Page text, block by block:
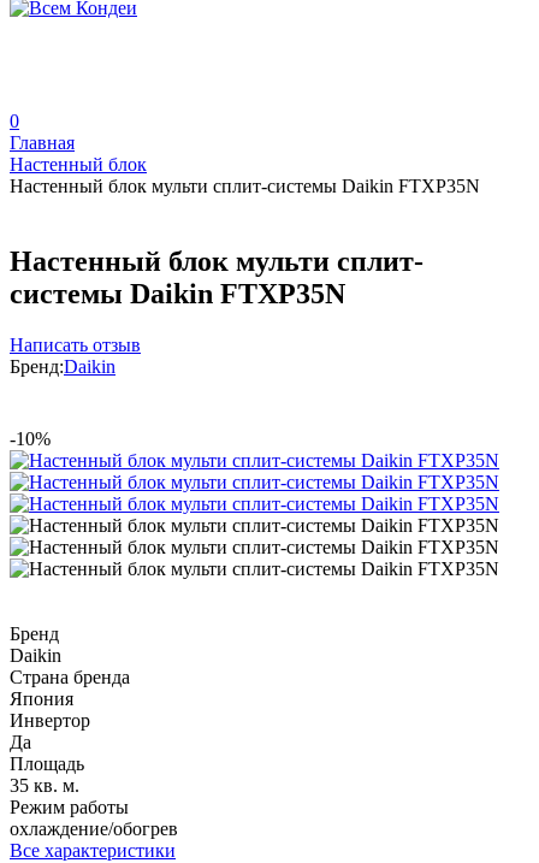
0
Главная
Настенный блок
Настенный блок мульти сплит-системы Daikin FTXP35N
Настенный блок мульти сплит-
системы Daikin FTXP35N
Написать отзыв
Бренд:Daikin
-10%
Бренд
Daikin
Страна бренда
Япония
Инвертор
Да
Площадь
35 кв. м.
Режим работы
охлаждение/обогрев
Все характеристики